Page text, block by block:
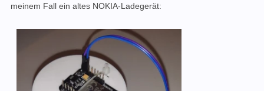
meinem Fall ein altes NOKIA-Ladegerät: